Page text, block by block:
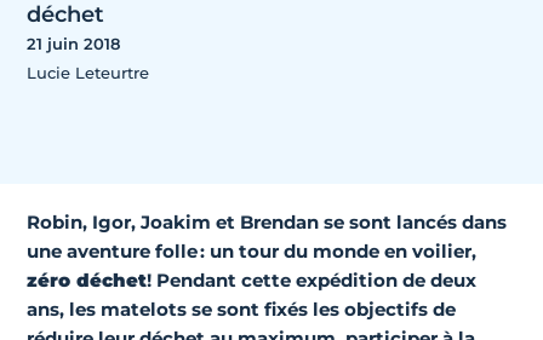
déchet
21 juin 2018
Lucie Leteurtre
Robin, Igor, Joakim et Brendan se sont lancés dans
une aventure folle : un tour du monde en voilier,
zéro déchet! Pendant cette expédition de deux
ans, les matelots se sont fixés les objectifs de